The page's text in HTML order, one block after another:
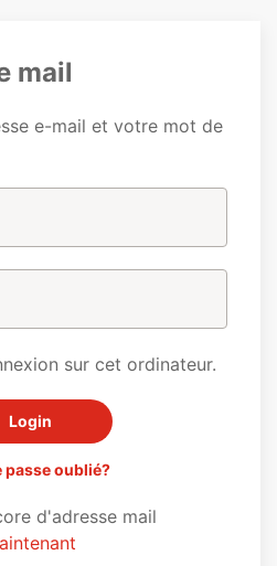
mail
e-mail et votre mot de
sur cet ordinateur.
passe oublié?
d'adresse mail